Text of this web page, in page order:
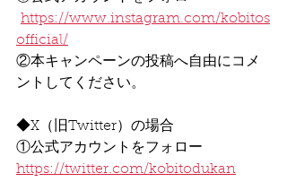
https://www.instagram.com/kobitos
official/
②本キャンペーンの投稿へ自由にコメ
ントしてください。
◆X（旧Twitter）の場合
①公式アカウントをフォロー
https://twitter.com/kobitodukan